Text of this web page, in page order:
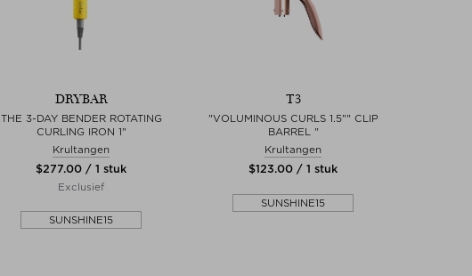
DRYBAR
THE 3-DAY BENDER ROTATING
CURLING IRON 1"
Krultangen
$‌277.00 / 1 stuk
Exclusief
SUNSHINE15
T3
"VOLUMINOUS CURLS 1.5"" CLIP
BARREL "
Krultangen
$‌123.00 / 1 stuk
SUNSHINE15